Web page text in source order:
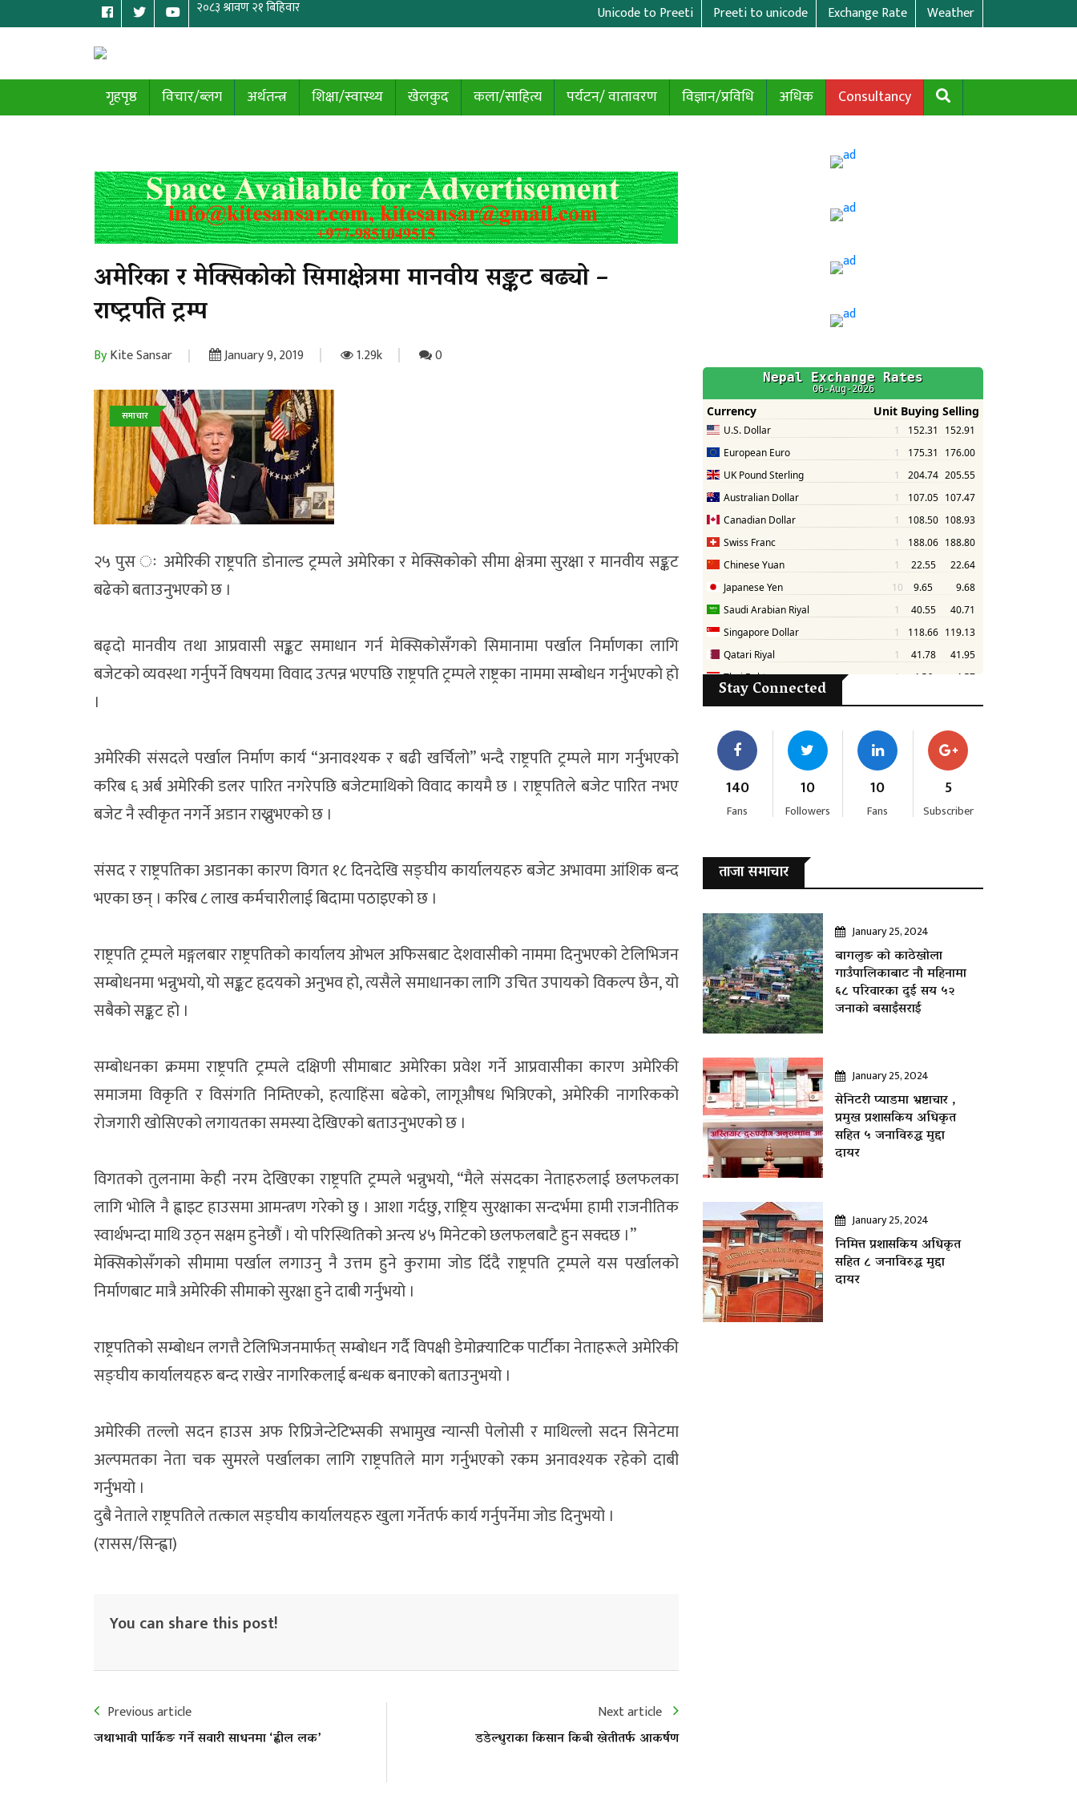
Unicode to Preeti Preeti to unicode Exchange Rate Weather
गृहपृष्ठ विचार/ब्लग अर्थतन्त्र शिक्षा/स्वास्थ्य खेलकुद कला/साहित्य पर्यटन/ वातावरण विज्ञान/प्रविधि अधिक Consultancy
अमेरिका र मेक्सिकोको सिमाक्षेत्रमा मानवीय सङ्कट बढ्यो –
राष्ट्रपति ट्रम्प
ByKite Sansar January 9, 2019 1.29k 0
समाचार
२५ पुस ः अमेरिकी राष्ट्रपति डोनाल्ड ट्रम्पले अमेरिका र मेक्सिकोको सीमा क्षेत्रमा सुरक्षा र मानवीय सङ्कट
बढेको बताउनुभएको छ ।
बढ्दो मानवीय तथा आप्रवासी सङ्कट समाधान गर्न मेक्सिकोसँगको सिमानामा पर्खाल निर्माणका लागि
बजेटको व्यवस्था गर्नुपर्ने विषयमा विवाद उत्पन्न भएपछि राष्ट्रपति ट्रम्पले राष्ट्रका नाममा सम्बोधन गर्नुभएको हो
।
अमेरिकी संसदले पर्खाल निर्माण कार्य “अनावश्यक र बढी खर्चिलो” भन्दै राष्ट्रपति ट्रम्पले माग गर्नुभएको
करिब ६ अर्ब अमेरिकी डलर पारित नगरेपछि बजेटमाथिको विवाद कायमै छ । राष्ट्रपतिले बजेट पारित नभए
बजेट नै स्वीकृत नगर्ने अडान राख्नुभएको छ ।
संसद र राष्ट्रपतिका अडानका कारण विगत १८ दिनदेखि सङ्घीय कार्यालयहरु बजेट अभावमा आंशिक बन्द
भएका छन् । करिब ८ लाख कर्मचारीलाई बिदामा पठाइएको छ ।
राष्ट्रपति ट्रम्पले मङ्गलबार राष्ट्रपतिको कार्यालय ओभल अफिसबाट देशवासीको नाममा दिनुभएको टेलिभिजन
सम्बोधनमा भन्नुभयो, यो सङ्कट हृदयको अनुभव हो, त्यसैले समाधानका लागि उचित उपायको विकल्प छैन, यो
सबैको सङ्कट हो ।
सम्बोधनका क्रममा राष्ट्रपति ट्रम्पले दक्षिणी सीमाबाट अमेरिका प्रवेश गर्ने आप्रवासीका कारण अमेरिकी
समाजमा विकृति र विसंगति निम्तिएको, हत्याहिंसा बढेको, लागूऔषध भित्रिएको, अमेरिकी नागरिकको
रोजगारी खोसिएको लगायतका समस्या देखिएको बताउनुभएको छ ।
विगतको तुलनामा केही नरम देखिएका राष्ट्रपति ट्रम्पले भन्नुभयो, “मैले संसदका नेताहरुलाई छलफलका
लागि भोलि नै ह्वाइट हाउसमा आमन्त्रण गरेको छु । आशा गर्दछु, राष्ट्रिय सुरक्षाका सन्दर्भमा हामी राजनीतिक
स्वार्थभन्दा माथि उठ्न सक्षम हुनेछौं । यो परिस्थितिको अन्त्य ४५ मिनेटको छलफलबाटै हुन सक्दछ ।”
मेक्सिकोसँगको सीमामा पर्खाल लगाउनु नै उत्तम हुने कुरामा जोड दिँदै राष्ट्रपति ट्रम्पले यस पर्खालको
निर्माणबाट मात्रै अमेरिकी सीमाको सुरक्षा हुने दाबी गर्नुभयो ।
राष्ट्रपतिको सम्बोधन लगत्तै टेलिभिजनमार्फत् सम्बोधन गर्दै विपक्षी डेमोक्र्याटिक पार्टीका नेताहरूले अमेरिकी
सङ्घीय कार्यालयहरु बन्द राखेर नागरिकलाई बन्धक बनाएको बताउनुभयो ।
अमेरिकी तल्लो सदन हाउस अफ रिप्रिजेन्टेटिभ्सकी सभामुख न्यान्सी पेलोसी र माथिल्लो सदन सिनेटमा
अल्पमतका नेता चक सुमरले पर्खालका लागि राष्ट्रपतिले माग गर्नुभएको रकम अनावश्यक रहेको दाबी
गर्नुभयो ।
दुबै नेताले राष्ट्रपतिले तत्काल सङ्घीय कार्यालयहरु खुला गर्नेतर्फ कार्य गर्नुपर्नेमा जोड दिनुभयो ।
(रासस/सिन्ह्वा)
You can share this post!
Previous article
जथाभावी पार्किङ गर्ने सवारी साधनमा ‘ह्वील लक’
Next article
डडेल्धुराका किसान किबी खेतीतर्फ आकर्षण
Stay Connected
140
Fans
10
Followers
10
Fans
5
Subscriber
ताजा समाचार
January 25, 2024
बागलुङ काे काठेखोला
गाउँपालिकाबाट नौ महिनामा
६८ परिवारका दुई सय ५२
जनाकाे बसाइँसराई
January 25, 2024
सेनिटरी प्याडमा भ्रष्टाचार ,
प्रमुख प्रशासकिय अधिकृत
सहित ५ जनाविरुद्ध मुद्दा
दायर
January 25, 2024
निमित्त प्रशासकिय अधिकृत
सहित ८ जनाविरुद्ध मुद्दा
दायर